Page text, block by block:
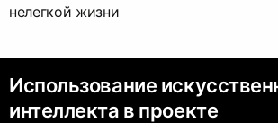
нелегкой жизни
Использование
интеллекта в проекте